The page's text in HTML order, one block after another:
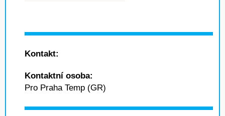
Kontakt:
Kontaktní osoba:
Pro Praha Temp (GR)